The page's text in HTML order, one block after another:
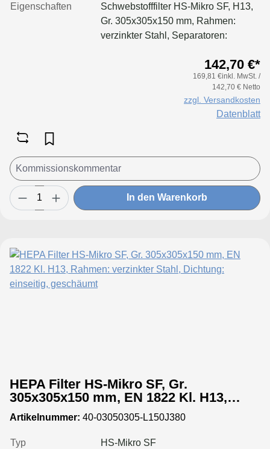
Eigenschaften
Schwebstofffilter HS-Mikro SF, H13,
Gr. 305x305x150 mm, Rahmen:
verzinkter Stahl, Separatoren:
142,70 €*
169,81 €inkl. MwSt. /
142,70 € Netto
zzgl. Versandkosten
Datenblatt
In den Warenkorb
HEPA Filter HS-Mikro SF, Gr.
305x305x150 mm, EN 1822 Kl. H13,
Rahmen: verzinkter Stahl, Dichtung:
einseitig, geschäumt
Artikelnummer: 40-03050305-L150J380
Typ
HS-Mikro SF